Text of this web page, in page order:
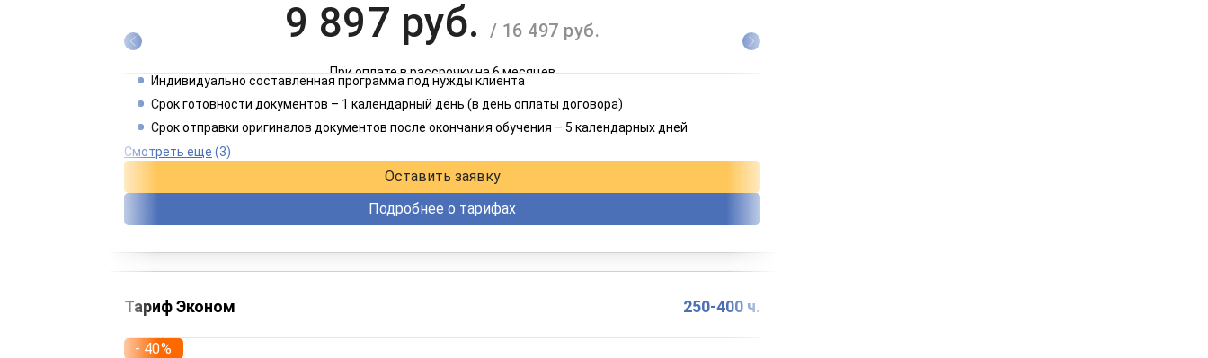
9 897 руб./ 16 497 руб.
При оплате в рассрочку на 6 месяцев
4 949 руб./ 8 249 руб.
Индивидуально составленная программа под нужды клиента
Срок готовности документов – 1 календарный день (в день оплаты договора)
Срок отправки оригиналов документов после окончания обучения – 5 календарных дней
Смотреть еще (3)
Оставить заявку
Подробнее о тарифах
Тариф Эконом 250-400 ч.
- 40%